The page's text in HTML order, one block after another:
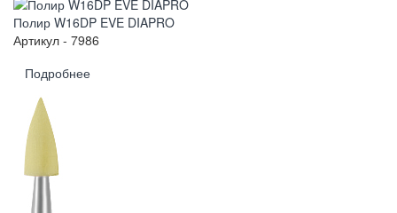
Полир W16DP EVE DIAPRO
Артикул - 7986
Подробнее